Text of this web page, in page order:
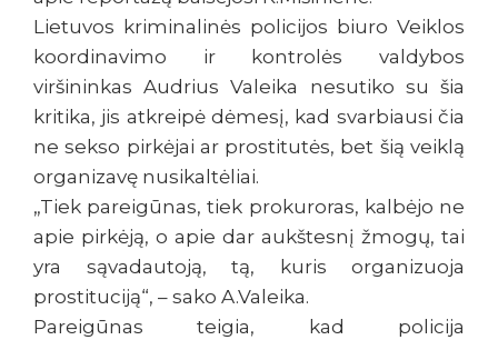
Lietuvos kriminalinės policijos biuro Veiklos
koordinavimo ir kontrolės valdybos
viršininkas Audrius Valeika nesutiko su šia
kritika, jis atkreipė dėmesį, kad svarbiausi čia
ne sekso pirkėjai ar prostitutės, bet šią veiklą
organizavę nusikaltėliai.
„Tiek pareigūnas, tiek prokuroras, kalbėjo ne
apie pirkėją, o apie dar aukštesnį žmogų, tai
yra sąvadautoją, tą, kuris organizuoja
prostituciją“, – sako A.Valeika.
Pareigūnas teigia, kad policija